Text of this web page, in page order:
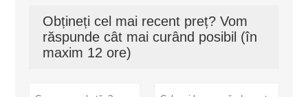
Obțineți cel mai recent preț? Vom
răspunde cât mai curând posibil (în
maxim 12 ore)